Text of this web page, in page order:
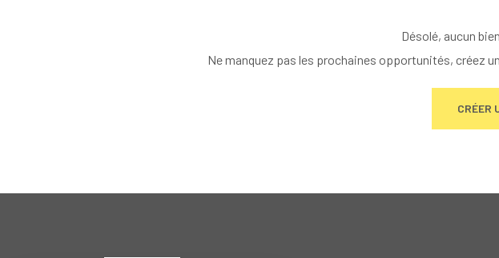
Désolé, aucun
Ne manquez pas les prochaines opportunités, créez
CRÉER